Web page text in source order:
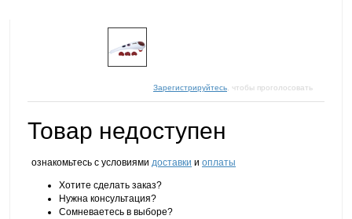
Зарегистрируйтесь , чтобы проголосовать
Товар недоступен
ознакомьтесь с условиями доставки и оплаты
Хотите сделать заказ?
Нужна консультация?
Сомневаетесь в выборе?